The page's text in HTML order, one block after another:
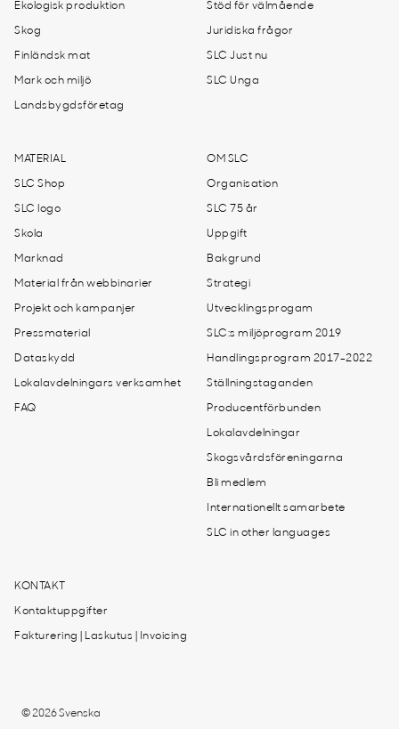
Ekologisk produktion
Skog
Finländsk mat
Mark och miljö
Landsbygdsföretag
Stöd för välmående
Juridiska frågor
SLC Just nu
SLC Unga
MATERIAL
SLC Shop
SLC logo
Skola
Marknad
Material från webbinarier
Projekt och kampanjer
Pressmaterial
Dataskydd
Lokalavdelningars verksamhet
FAQ
OM SLC
Organisation
SLC 75 år
Uppgift
Bakgrund
Strategi
Utvecklingsprogam
SLC:s miljöprogram 2019
Handlingsprogram 2017-2022
Ställningstaganden
Producentförbunden
Lokalavdelningar
Skogsvårdsföreningarna
Bli medlem
Internationellt samarbete
SLC in other languages
KONTAKT
Kontaktuppgifter
Fakturering | Laskutus | Invoicing
© 2026 Svenska